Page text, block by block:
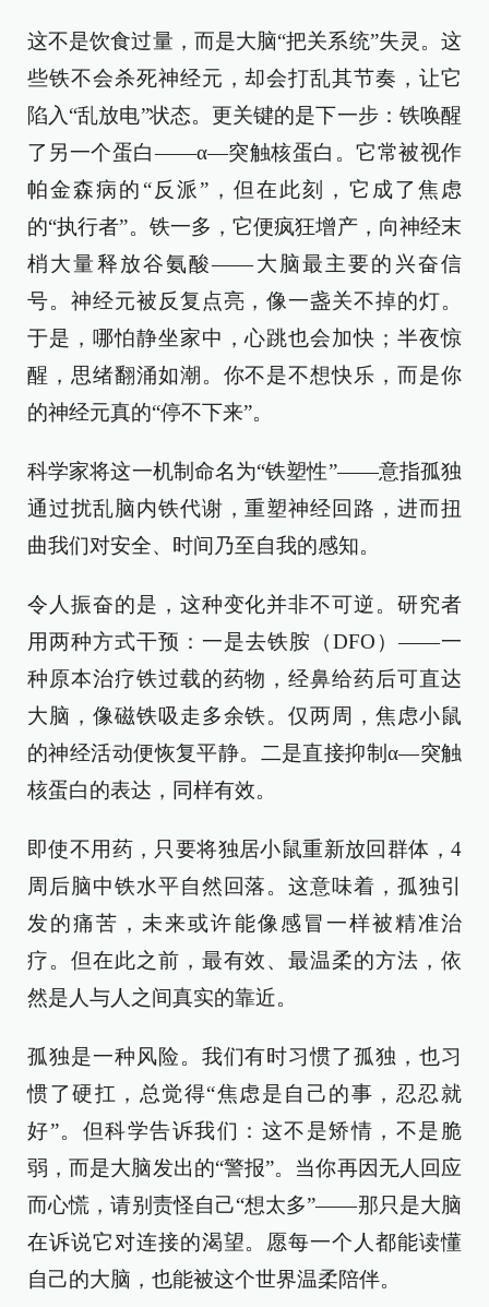
这不是饮食过量，而是大脑“把关系统”失灵。这
些铁不会杀死神经元，却会打乱其节奏，让它
陷入“乱放电”状态。更关键的是下一步：铁唤醒
了另一个蛋白——α—突触核蛋白。它常被视作
帕金森病的“反派”，但在此刻，它成了焦虑
的“执行者”。铁一多，它便疯狂增产，向神经末
梢大量释放谷氨酸——大脑最主要的兴奋信
号。神经元被反复点亮，像一盏关不掉的灯。
于是，哪怕静坐家中，心跳也会加快；半夜惊
醒，思绪翻涌如潮。你不是不想快乐，而是你
的神经元真的“停不下来”。
科学家将这一机制命名为“铁塑性”——意指孤独
通过扰乱脑内铁代谢，重塑神经回路，进而扭
曲我们对安全、时间乃至自我的感知。
令人振奋的是，这种变化并非不可逆。研究者
用两种方式干预：一是去铁胺（DFO）——一
种原本治疗铁过载的药物，经鼻给药后可直达
大脑，像磁铁吸走多余铁。仅两周，焦虑小鼠
的神经活动便恢复平静。二是直接抑制α—突触
核蛋白的表达，同样有效。
即使不用药，只要将独居小鼠重新放回群体，4
周后脑中铁水平自然回落。这意味着，孤独引
发的痛苦，未来或许能像感冒一样被精准治
疗。但在此之前，最有效、最温柔的方法，依
然是人与人之间真实的靠近。
孤独是一种风险。我们有时习惯了孤独，也习
惯了硬扛，总觉得“焦虑是自己的事，忍忍就
好”。但科学告诉我们：这不是矫情，不是脆
弱，而是大脑发出的“警报”。当你再因无人回应
而心慌，请别责怪自己“想太多”——那只是大脑
在诉说它对连接的渴望。愿每一个人都能读懂
自己的大脑，也能被这个世界温柔陪伴。